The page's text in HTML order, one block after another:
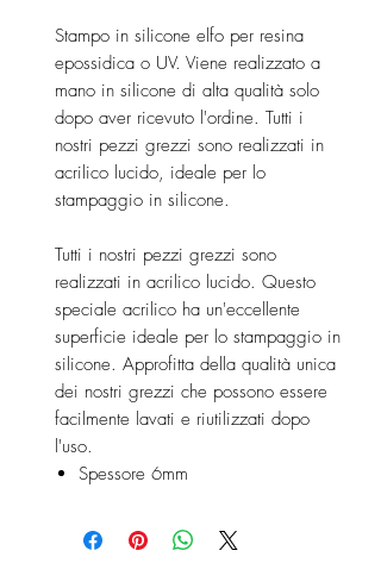
Stampo in silicone elfo per resina
epossidica o UV. Viene realizzato a
mano in silicone di alta qualità solo
dopo aver ricevuto l'ordine. Tutti i
nostri pezzi grezzi sono realizzati in
acrilico lucido, ideale per lo
stampaggio in silicone.
Tutti i nostri pezzi grezzi sono
realizzati in acrilico lucido. Questo
speciale acrilico ha un'eccellente
superficie ideale per lo stampaggio in
silicone. Approfitta della qualità unica
dei nostri grezzi che possono essere
facilmente lavati e riutilizzati dopo
l'uso.
Spessore 6mm